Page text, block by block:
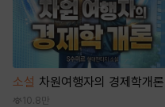
소설 차원여행자의 경제학개론
10.8만